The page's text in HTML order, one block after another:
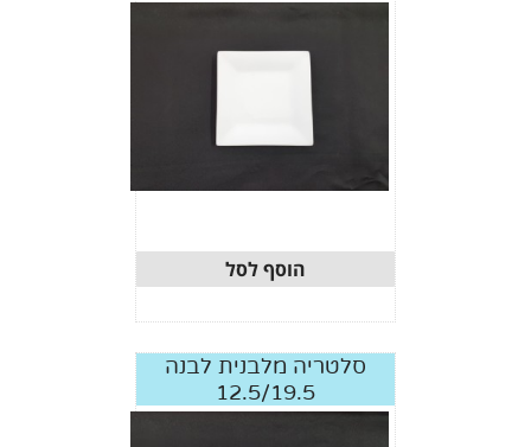
הוסף לסל
סלטריה מלבנית לבנה
12.5/19.5